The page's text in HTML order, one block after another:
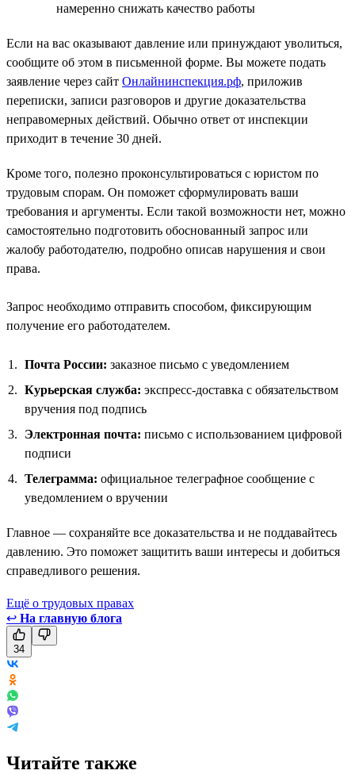
намеренно снижать качество работы
Если на вас оказывают давление или принуждают уволиться,
сообщите об этом в письменной форме. Вы можете подать
заявление через сайт Онлайнинспекция.рф, приложив
переписки, записи разговоров и другие доказательства
неправомерных действий. Обычно ответ от инспекции
приходит в течение 30 дней.
Кроме того, полезно проконсультироваться с юристом по
трудовым спорам. Он поможет сформулировать ваши
требования и аргументы. Если такой возможности нет, можно
самостоятельно подготовить обоснованный запрос или
жалобу работодателю, подробно описав нарушения и свои
права.
Запрос необходимо отправить способом, фиксирующим
получение его работодателем.
Почта России: заказное письмо с уведомлением
Курьерская служба: экспресс-доставка с обязательством
вручения под подпись
Электронная почта: письмо с использованием цифровой
подписи
Телеграмма: официальное телеграфное сообщение с
уведомлением о вручении
Главное — сохраняйте все доказательства и не поддавайтесь
давлению. Это поможет защитить ваши интересы и добиться
справедливого решения.
Ещё о трудовых правах
↩ На главную блога
34
Читайте также